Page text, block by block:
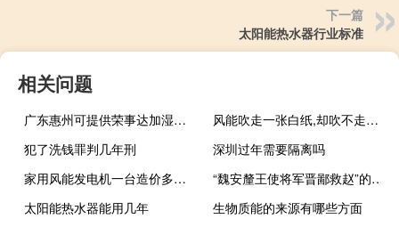
下一篇
太阳能热水器行业标准
相关问题
广东惠州可提供荣事达加湿器维修服务地址在哪
风能吹走一张白纸,却吹不走一只会飞的蝴蝶,什么启示
犯了洗钱罪判几年刑
深圳过年需要隔离吗
家用风能发电机一台造价多少钱
“魏安釐王使将军晋鄙救赵”的出处是哪里
太阳能热水器能用几年
生物质能的来源有哪些方面